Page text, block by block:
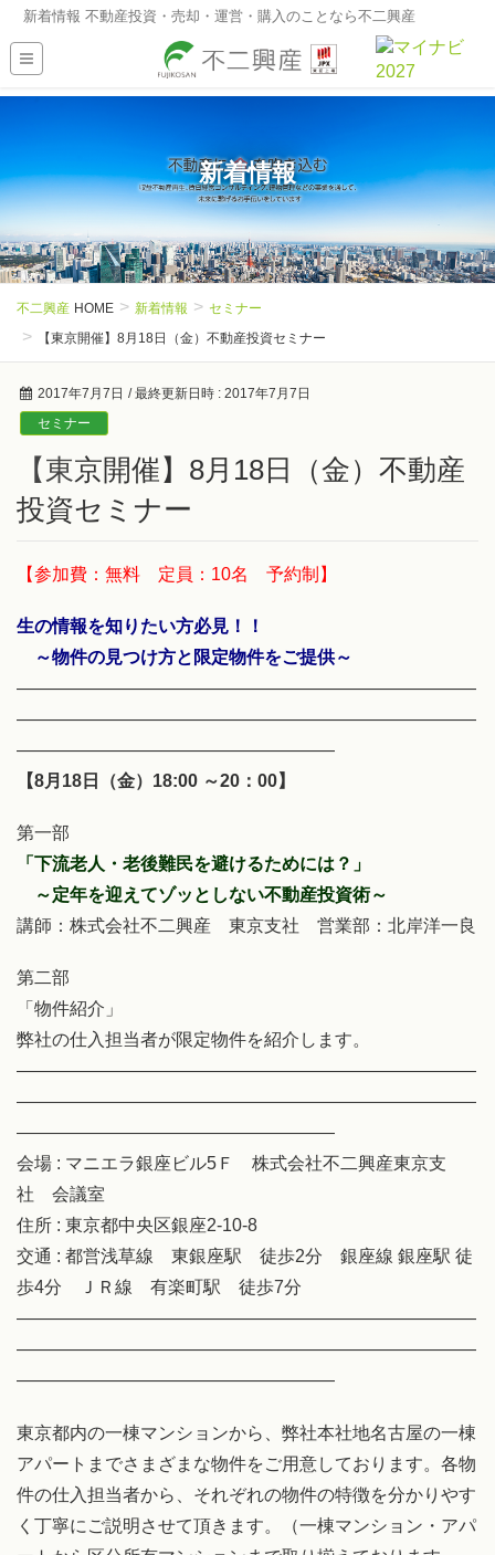
新着情報 不動産投資・売却・運営・購入のことなら不二興産
新着情報
不二興産 HOME 新着情報
セミナー
【東京開催】8月18日（金）不動産投資セミナー
2017年7月7日 / 最終更新日時 : 2017年7月7日
セミナー
【東京開催】8月18日（金）不動産
投資セミナー
【参加費：無料 定員：10名 予約制】
生の情報を知りたい方必見！！
～物件の見つけ方と限定物件をご提供～
――――――――――――――――――――――――――
――――――――――――――――――――――――――
――――――――――――――――――
【8月18日（金）18:00 ～20：00】
第一部
「下流老人・老後難民を避けるためには？」
～定年を迎えてゾッとしない不動産投資術～
講師：株式会社不二興産 東京支社 営業部：北岸洋一良
第二部
「物件紹介」
弊社の仕入担当者が限定物件を紹介します。
――――――――――――――――――――――――――
――――――――――――――――――――――――――
――――――――――――――――――
会場 : マニエラ銀座ビル5Ｆ 株式会社不二興産東京支
社 会議室
住所 : 東京都中央区銀座2-10-8
交通 : 都営浅草線 東銀座駅 徒歩2分 銀座線 銀座駅 徒
歩4分 ＪＲ線 有楽町駅 徒歩7分
――――――――――――――――――――――――――
――――――――――――――――――――――――――
――――――――――――――――――
東京都内の一棟マンションから、弊社本社地名古屋の一棟
アパートまでさまざまな物件をご用意しております。各物
件の仕入担当者から、それぞれの物件の特徴を分かりやす
く丁寧にご説明させて頂きます。（一棟マンション・アパ